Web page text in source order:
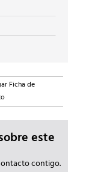
Ficha de
este
contigo.